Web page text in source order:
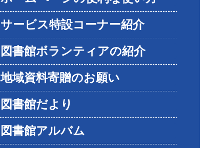
サービス特設コーナー紹介
図書館ボランティアの紹介
地域資料寄贈のお願い
図書館だより
図書館アルバム